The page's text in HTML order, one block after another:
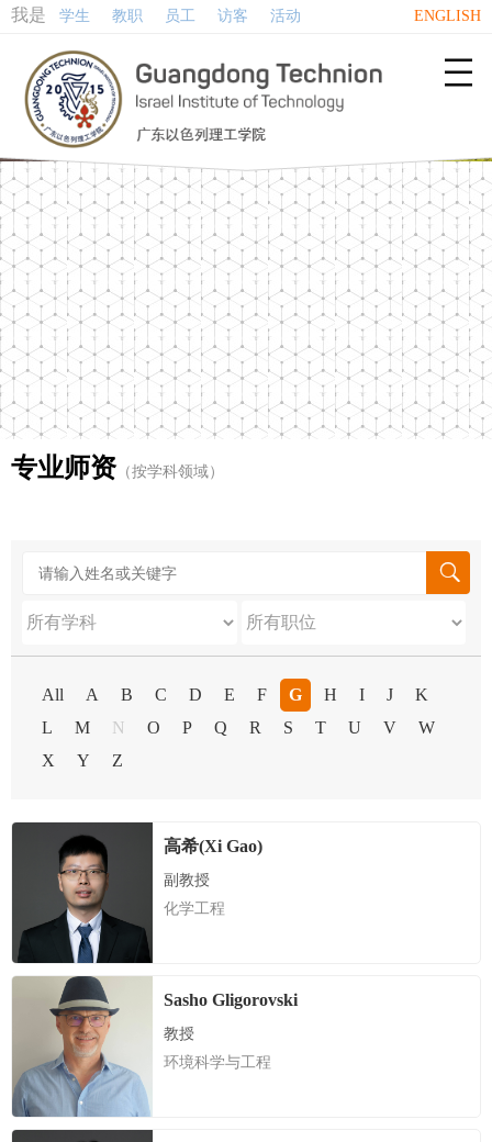
我是 学生 教职 员工 访客 活动 ENGLISH

专业师资 （按学科领域）

All A B C D E F G H I J
K
L
M N O P Q R S T U V
W
X
Y Z
高希(Xi Gao)
副教授
化学工程
Sasho Gligorovski
教授
环境科学与工程